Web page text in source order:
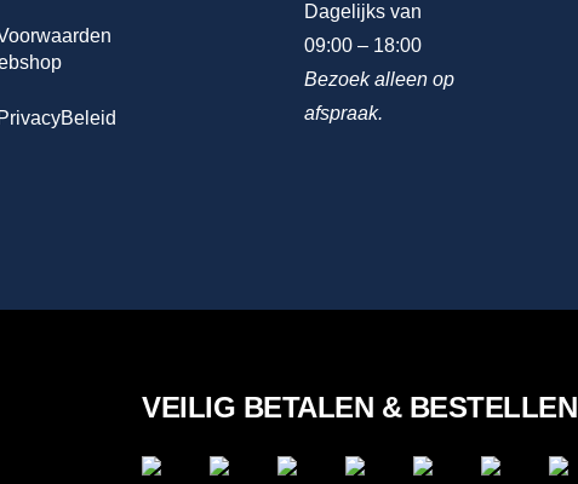
PrivacyBeleid
Dagelijks van
09:00 – 18:00
Bezoek alleen op
afspraak.
VEILIG BETALEN & BESTELLEN